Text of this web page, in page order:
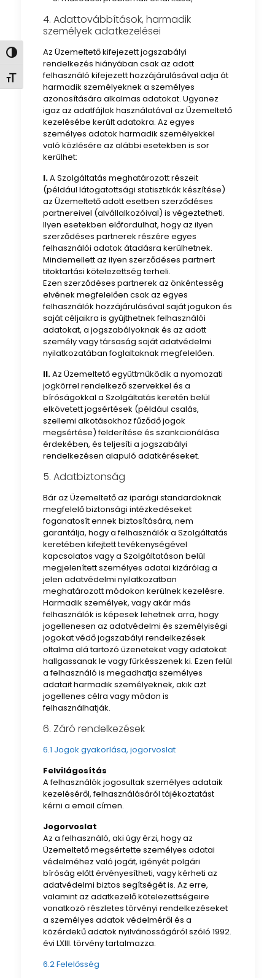
Nagy kontraszt váltása
Betűméret váltása
4. Adattovábbítások, harmadik
személyek adatkezelései
Az Üzemeltető kifejezett jogszabályi
rendelkezés hiányában csak az adott
felhasználó kifejezett hozzájárulásával adja át
harmadik személyeknek a személyes
azonosítására alkalmas adatokat. Ugyanez
igaz az adatfájlok használatával az Üzemeltető
kezelésébe került adatokra. Az egyes
személyes adatok harmadik személyekkel
való közlésére az alábbi esetekben is sor
kerülhet:
I.A Szolgáltatás meghatározott részeit
(például látogatottsági statisztikák készítése)
az Üzemeltető adott esetben szerződéses
partnereivel (alvállalkozóival) is végeztetheti.
Ilyen esetekben előfordulhat, hogy az ilyen
szerződéses partnerek részére egyes
felhasználói adatok átadásra kerülhetnek.
Mindemellett az ilyen szerződéses partnert
titoktartási kötelezettség terheli.
Ezen szerződéses partnerek az önkéntesség
elvének megfelelően csak az egyes
felhasználók hozzájárulásával saját jogukon és
saját céljaikra is gyűjthetnek felhasználói
adatokat, a jogszabályoknak és az adott
személy vagy társaság saját adatvédelmi
nyilatkozatában foglaltaknak megfelelően.
II.Az Üzemeltető együttműködik a nyomozati
jogkörrel rendelkező szervekkel és a
bíróságokkal a Szolgáltatás keretén belül
elkövetett jogsértések (például csalás,
szellemi alkotásokhoz fűződő jogok
megsértése) felderítése és szankcionálása
érdekében, és teljesíti a jogszabályi
rendelkezésen alapuló adatkéréseket.
5. Adatbiztonság
Bár az Üzemeltető az iparági standardoknak
megfelelő biztonsági intézkedéseket
foganatosít ennek biztosítására, nem
garantálja, hogy a felhasználók a Szolgáltatás
keretében kifejtett tevékenységével
kapcsolatos vagy a Szolgáltatáson belül
megjelenített személyes adatai kizárólag a
jelen adatvédelmi nyilatkozatban
meghatározott módokon kerülnek kezelésre.
Harmadik személyek, vagy akár más
felhasználók is képesek lehetnek arra, hogy
jogellenesen az adatvédelmi és személyiségi
jogokat védő jogszabályi rendelkezések
oltalma alá tartozó üzeneteket vagy adatokat
hallgassanak le vagy fürkésszenek ki. Ezen felül
a felhasználó is megadhatja személyes
adatait harmadik személyeknek, akik azt
jogellenes célra vagy módon is
felhasználhatják.
6. Záró rendelkezések
6.1 Jogok gyakorlása, jogorvoslat
Felvilágosítás
A felhasználók jogosultak személyes adataik
kezeléséről, felhasználásáról tájékoztatást
kérni a email címen.
Jogorvoslat
Az a felhasználó, aki úgy érzi, hogy az
Üzemeltető megsértette személyes adatai
védelméhez való jogát, igényét polgári
bíróság előtt érvényesítheti, vagy kérheti az
adatvédelmi biztos segítségét is. Az erre,
valamint az adatkezelő kötelezettségeire
vonatkozó részletes törvényi rendelkezéseket
a személyes adatok védelméről és a
közérdekű adatok nyilvánosságáról szóló 1992.
évi LXIII. törvény tartalmazza.
6.2 Felelősség